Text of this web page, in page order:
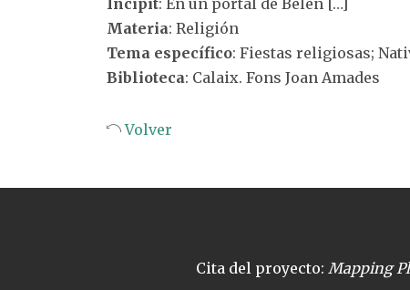
Incipit: En un portal de Belén […]
Materia: Religión
Tema específico: Fiestas religiosas;
Biblioteca: Calaix. Fons Joan Amades
Volver
Cita del proyecto: Mapping